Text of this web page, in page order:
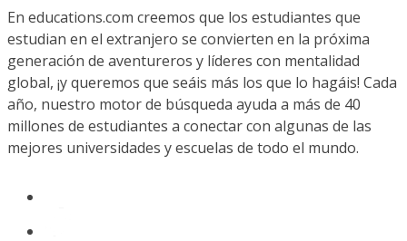
En educations.com creemos que los estudiantes que
estudian en el extranjero se convierten en la próxima
generación de aventureros y líderes con mentalidad
global, ¡y queremos que seáis más los que lo hagáis! Cada
año, nuestro motor de búsqueda ayuda a más de 40
millones de estudiantes a conectar con algunas de las
mejores universidades y escuelas de todo el mundo.